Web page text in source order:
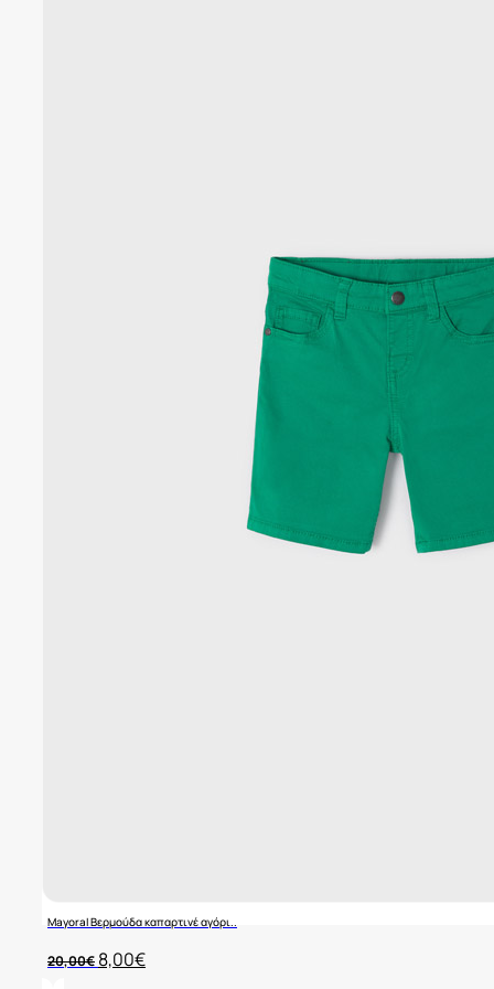
Mayoral Βερμούδα καπαρτινέ αγόρι..
20,00€ Original
price
8,00€Η
τρέχουσα